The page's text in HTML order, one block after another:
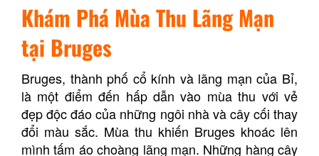
Khám Phá Mùa Thu Lãng Mạn
tại Bruges
Bruges, thành phố cổ kính và lãng mạn của Bỉ,
là một điểm đến hấp dẫn vào mùa thu với vẻ
đẹp độc đáo của những ngôi nhà và cây cối thay
đổi màu sắc. Mùa thu khiến Bruges khoác lên
mình tấm áo choàng lãng mạn. Những hàng cây